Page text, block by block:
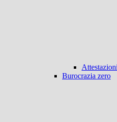
Burocrazia zero